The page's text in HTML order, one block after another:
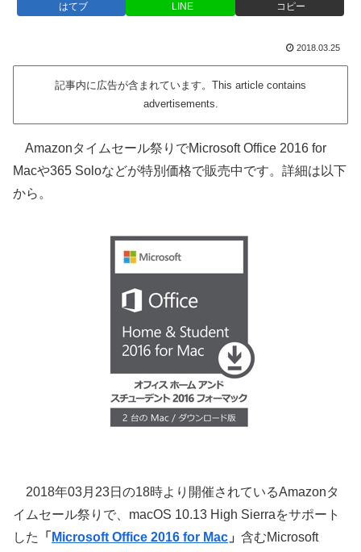
はてブ LINE コピー
2018.03.25
記事内に広告が含まれています。This article contains
advertisements.
Amazonタイムセール祭りでMicrosoft Office 2016 for
Macや365 Soloなどが特別価格で販売中です。詳細は以下
から。
2018年03月23日の18時より開催されているAmazonタ
イムセール祭りで、macOS 10.13 High Sierraをサポート
した
「 Microsoft Office 2016 for Mac 」 含むMicrosoft